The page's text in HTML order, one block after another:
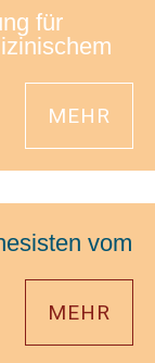
für
MEHR
vom
MEHR